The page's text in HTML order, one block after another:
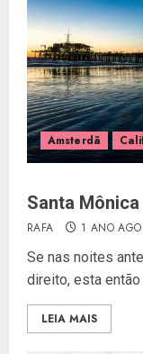
Amsterdã
Santa
RAFA 1 ANO AGO
Se nas noites
direito, esta então
LEIA MAIS